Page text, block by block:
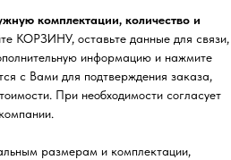
комплектации, количество и
КОРЗИНУ, оставьте данные для связи,
информацию и нажмите
с Вами для подтверждения заказа,
При необходимости согласует
размерам и комплектации,